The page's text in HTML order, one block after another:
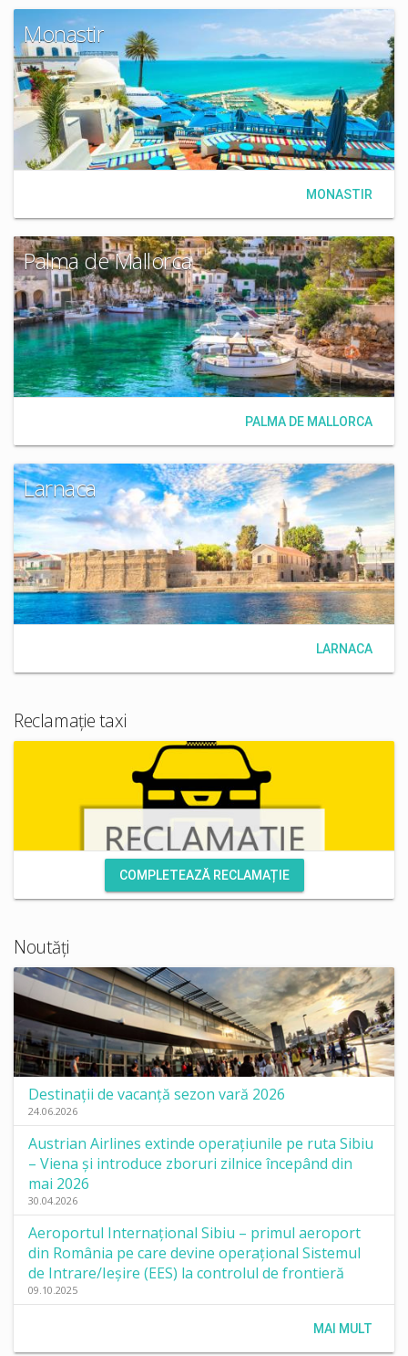
Monastir
MONASTIR
Palma de Mallorca
PALMA DE MALLORCA
Larnaca
LARNACA
Reclamație taxi
COMPLETEAZĂ RECLAMAȚIE
Noutăți
Destinații de vacanță sezon vară 2026
24.06.2026
Austrian Airlines extinde operațiunile pe ruta Sibiu
– Viena și introduce zboruri zilnice începând din
mai 2026
30.04.2026
Aeroportul Internațional Sibiu – primul aeroport
din România pe care devine operațional Sistemul
de Intrare/Ieșire (EES) la controlul de frontieră
09.10.2025
MAI MULT